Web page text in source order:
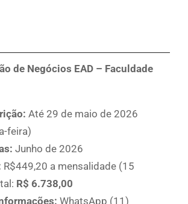
de Negócios EAD – Faculdade
Até 29 de maio de 2026
feira)
Junho de 2026
R$449,20 a mensalidade (15
R$ 6.738,00
WhatsApp (11)